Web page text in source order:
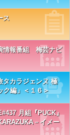
ス
情報番組 梅芸ナビ
タカラジェンヌ 極
ク編」＜１６＞
月組『PUCK』
－イメー